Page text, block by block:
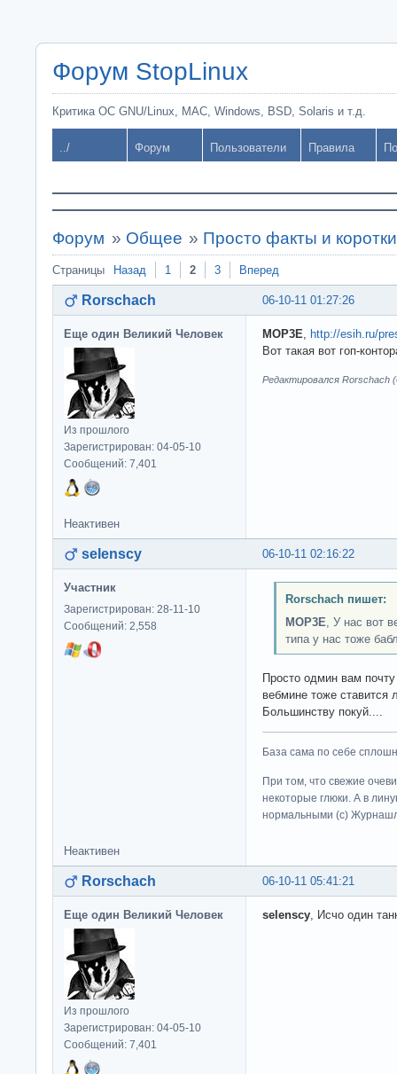
Форум StopLinux
Критика ОС GNU/Linux, MAC, Windows, BSD, Solaris и т.д.
../ Форум Пользователи Правила
Форум » Общее » Просто факты и
Страницы Назад 1 2 3 Вперед
06-10-11 01:27:26
Rorschach
Еще один Великий Человек
Из прошлого
Зарегистрирован: 04-05-10
Сообщений: 7,401
MOP3E
http://esih.ru/
Вот такая вот гоп-
Редактировался Rorschach
Неактивен
06-10-11 02:16:22
selenscy
Участник
Зарегистрирован: 28-11-10
Сообщений: 2,558
Rorschach пишет:
MOP3E, У нас вот
типа у нас тоже
Просто одмин вам
вебмине тоже
Большинству покуй....
База сама по себе
При том, что свежие
некоторые глюки. А в
нормальными (c)
Неактивен
06-10-11 05:41:21
Rorschach
Еще один Великий Человек
Из прошлого
Зарегистрирован: 04-05-10
Сообщений: 7,401
selenscy, Исчо один